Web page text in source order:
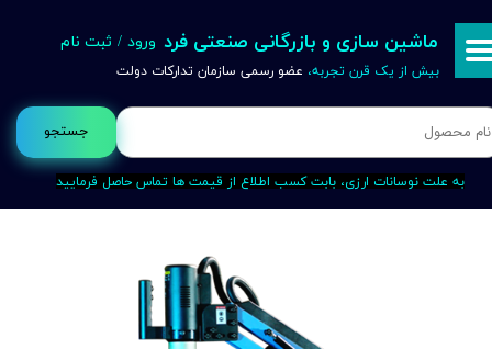
جستجو
ماشین سازی و بازرگانی صنعتی فرد
بیش از یک قرن تجربه، عضو رسمی سازمان تدارکات دولت
ورود / ثبت نام
خروج از حساب کاربری
به علت نوسانات ارزی، بابت کسب اطلاع از قیمت ها تماس حاصل فرمایید